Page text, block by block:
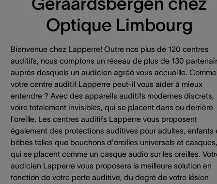
Optique Limbourg
Bienvenue chez Lapperre! Outre nos plus de 120 centres
auditifs, nous comptons un réseau de plus de 130
auprès desquels un audicien agréé vous accueille.
votre centre auditif Lapperre peut-il vous aider à mieux
entendre ? Avec des appareils auditifs modernes discrets,
voire totalement invisibles, qui se placent dans ou derrière
l'oreille. Les centres auditifs Lapperre vous proposent
également des protections auditives pour adultes, enfants
bébés telles que bouchons d'oreilles universels et casques,
qui se placent comme un casque audio sur les oreilles.
audicien Lapperre vous proposera la meilleure solution en
fonction de votre perte auditive, du degré de votre lésion